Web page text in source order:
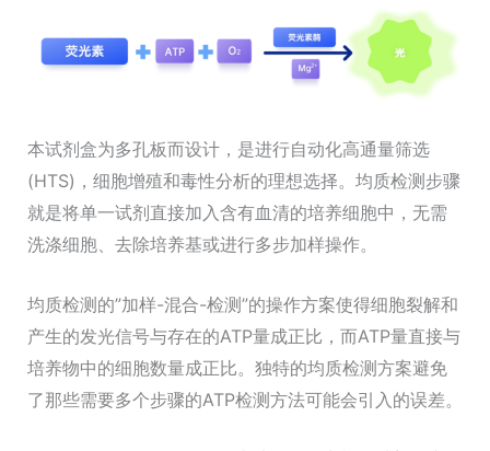
本试剂盒为多孔板而设计，是进行自动化高通量筛选
(HTS)，细胞增殖和毒性分析的理想选择。均质检测步骤
就是将单一试剂直接加入含有血清的培养细胞中，无需
洗涤细胞、去除培养基或进行多步加样操作。
均质检测的”加样-混合-检测”的操作方案使得细胞裂解和
产生的发光信号与存在的ATP量成正比，而ATP量直接与
培养物中的细胞数量成正比。独特的均质检测方案避免
了那些需要多个步骤的ATP检测方法可能会引入的误差。